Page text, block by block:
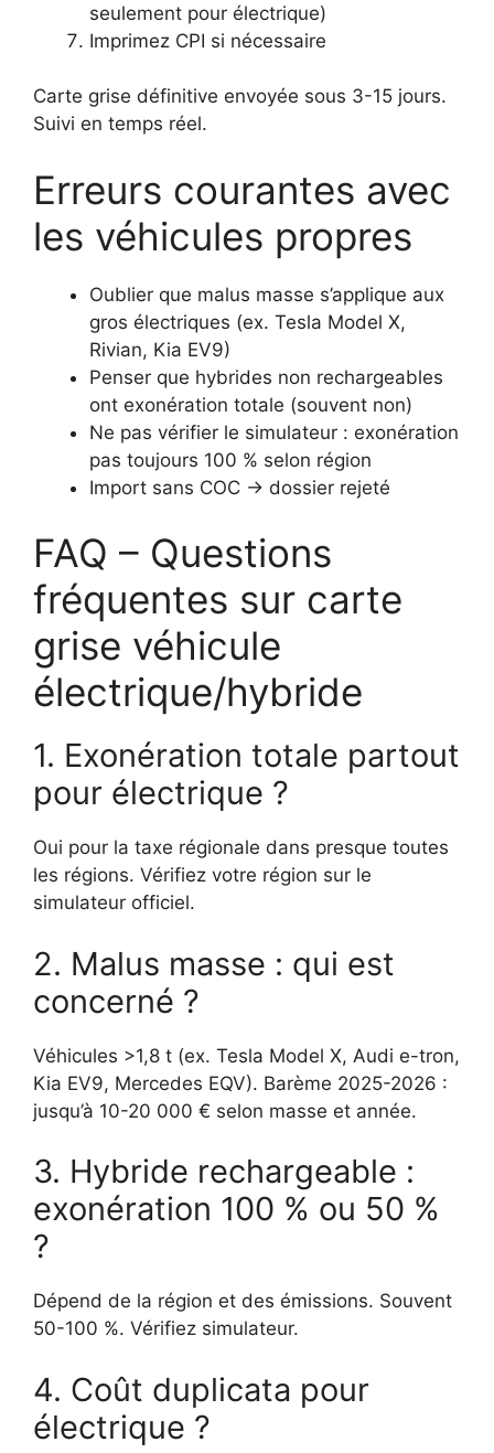
seulement pour électrique)
Imprimez CPI si nécessaire
Carte grise définitive envoyée sous 3-15 jours.
Suivi en temps réel.
Erreurs courantes avec
les véhicules propres
Oublier que malus masse s’applique aux
gros électriques (ex. Tesla Model X,
Rivian, Kia EV9)
Penser que hybrides non rechargeables
ont exonération totale (souvent non)
Ne pas vérifier le simulateur : exonération
pas toujours 100 % selon région
Import sans COC → dossier rejeté
FAQ – Questions
fréquentes sur carte
grise véhicule
électrique/hybride
1. Exonération totale partout
pour électrique ?
Oui pour la taxe régionale dans presque toutes
les régions. Vérifiez votre région sur le
simulateur officiel.
2. Malus masse : qui est
concerné ?
Véhicules >1,8 t (ex. Tesla Model X, Audi e-tron,
Kia EV9, Mercedes EQV). Barème 2025-2026 :
jusqu’à 10-20 000 € selon masse et année.
3. Hybride rechargeable :
exonération 100 % ou 50 %
?
Dépend de la région et des émissions. Souvent
50-100 %. Vérifiez simulateur.
4. Coût duplicata pour
électrique ?